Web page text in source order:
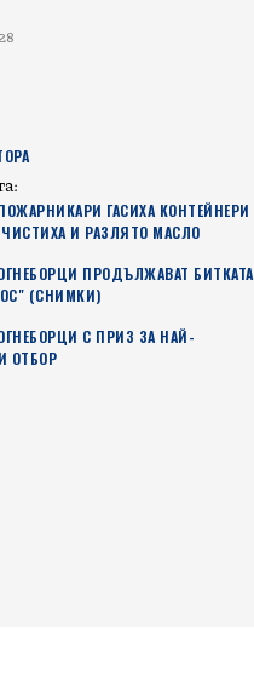
ГАСИХА КОНТЕЙНЕРИ
И РАЗЛЯТО МАСЛО
ПРОДЪЛЖАВАТ БИТКАТА
(СНИМКИ)
С ПРИЗ ЗА НАЙ-
ОТБОР